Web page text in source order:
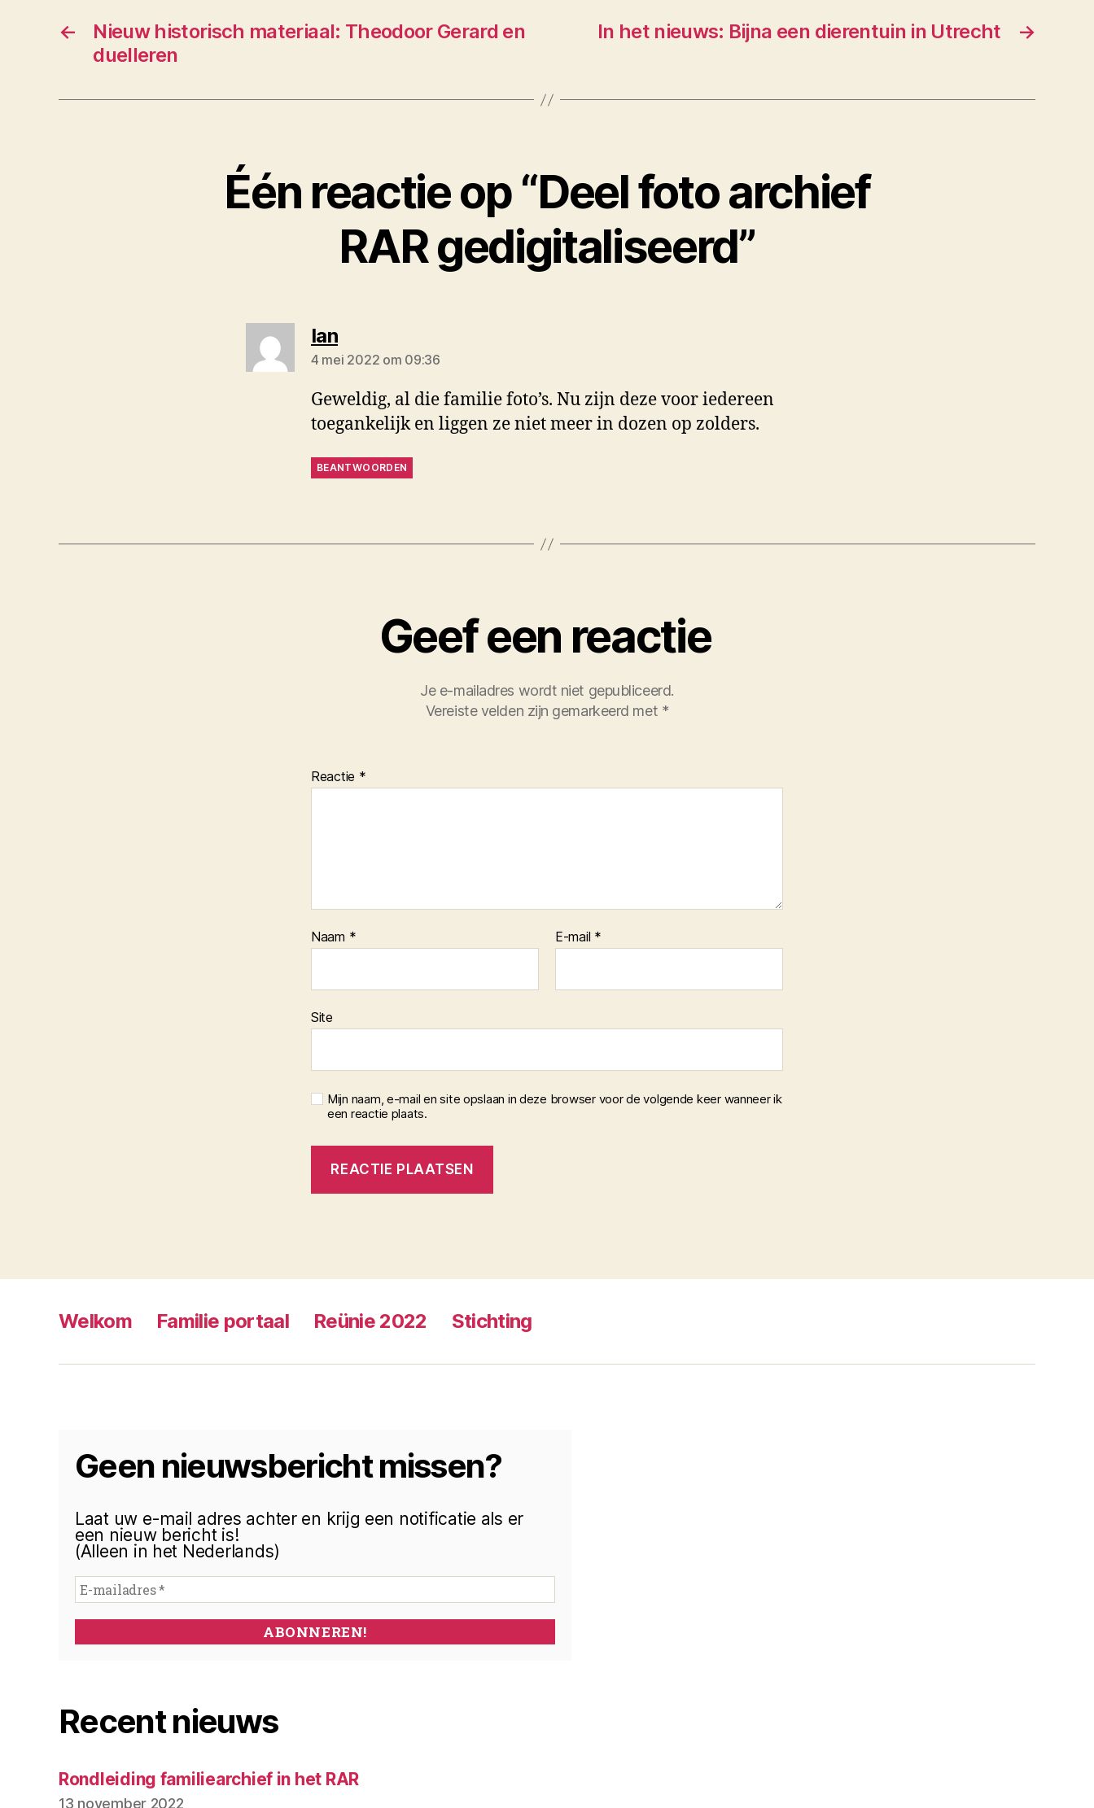
←
Nieuw historisch materiaal: Theodoor Gerard en
duelleren
→
In het nieuws: Bijna een dierentuin in Utrecht
Één reactie op “Deel foto archief
RAR gedigitaliseerd”
Ianzegt:
4 mei 2022 om 09:36
Geweldig, al die familie foto’s. Nu zijn deze voor iedereen
toegankelijk en liggen ze niet meer in dozen op zolders.
BEANTWOORDEN
Geef een reactie
Je e-mailadres wordt niet gepubliceerd.
Vereiste velden zijn gemarkeerd met *
Reactie *
Naam * E-mail *
Site
Mijn naam, e-mail en site opslaan in deze browser voor de volgende keer wanneer ik
een reactie plaats.
Welkom Familie portaal Reünie 2022 Stichting
Geen nieuwsbericht missen?
Laat uw e-mail adres achter en krijg een notificatie als er
een nieuw bericht is!
(Alleen in het Nederlands)
Recent nieuws
Rondleiding familiearchief in het RAR
13 november 2022